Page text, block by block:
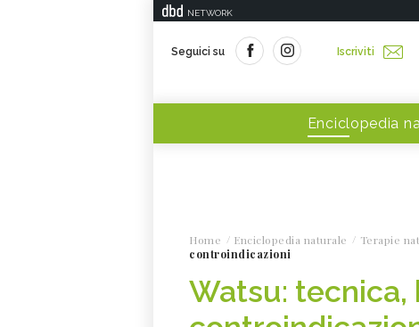
NETWORK
Seguici su Iscriviti
Enciclopedia
Home Enciclopedia naturale Terapie
controindicazioni
Watsu: tecnica,